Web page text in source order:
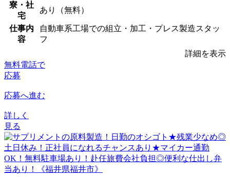
寮・社
宅
あり（無料）
仕事内
容
自動車系工場での組立・加工・プレス製造スタッ
フ
詳細を表示
無料電話で
応募
応募へ進む
詳しく
見る